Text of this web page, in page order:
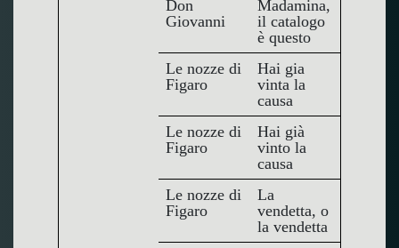
Don
Giovanni
Madamina,
il catalogo
è questo
Le nozze di
Figaro
Hai gia
vinta la
causa
Le nozze di
Figaro
Hai già
vinto la
causa
Le nozze di
Figaro
La
vendetta, o
la vendetta